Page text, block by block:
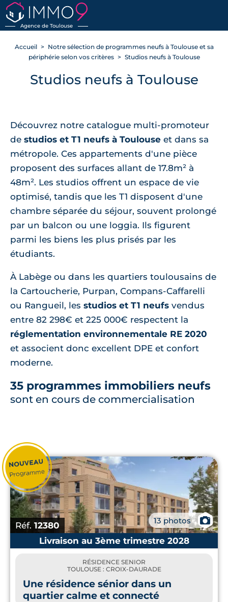
Agence de Toulouse
Accueil
Notre sélection de programmes neufs à Toulouse et sa
périphérie selon vos critères
Studios neufs à Toulouse
Studios neufs à Toulouse
Découvrez notre catalogue multi-promoteur
de studios et T1 neufs à Toulouse et dans sa
métropole. Ces appartements d'une pièce
proposent des surfaces allant de 17.8m² à
48m². Les studios offrent un espace de vie
optimisé, tandis que les T1 disposent d'une
chambre séparée du séjour, souvent prolongé
par un balcon ou une loggia. Ils figurent
parmi les biens les plus prisés par les
étudiants.
À Labège ou dans les quartiers toulousains de
la Cartoucherie, Purpan, Compans-Caffarelli
ou Rangueil, les studios et T1 neufs vendus
entre 82 298€ et 225 000€ respectent la
réglementation environnementale RE 2020
et associent donc excellent DPE et confort
moderne.
35 programmes immobiliers neufs
sont en cours de commercialisation
Réf. 12380 13 photos
📷
Livraison au 3ème trimestre 2028
RÉSIDENCE SENIOR
TOULOUSE : CROIX-DAURADE
Une résidence sénior dans un
quartier calme et connecté